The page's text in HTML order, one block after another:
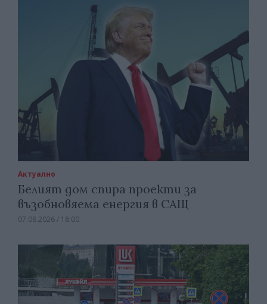
Актуално
Белият дом спира проекти за
възобновяема енергия в САЩ
07.08.2026 / 18:00